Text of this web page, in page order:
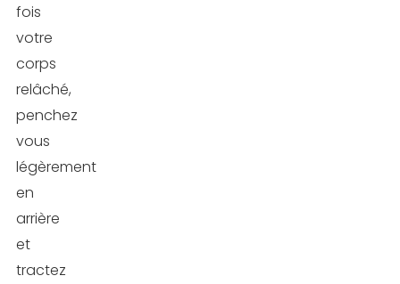
fois
votre
corps
relâché,
penchez
vous
légèrement
en
arrière
et
tractez